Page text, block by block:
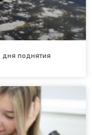
дня поднятия